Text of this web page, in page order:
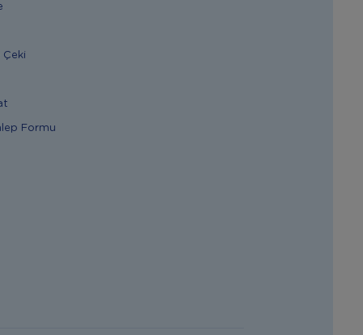
Çeki
Formu